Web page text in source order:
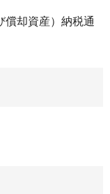
償却資産）納税通